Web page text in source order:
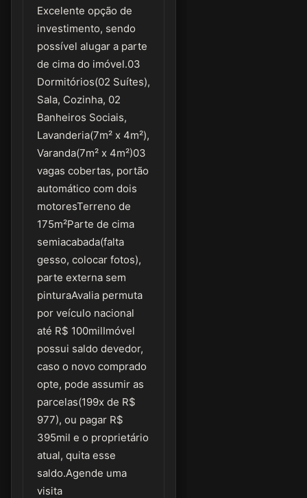
Excelente opção de
investimento, sendo
possível alugar a parte
de cima do imóvel.03
Dormitórios(02 Suítes),
Sala, Cozinha, 02
Banheiros Sociais,
Lavanderia(7m² x 4m²),
Varanda(7m² x 4m²)03
vagas cobertas, portão
automático com dois
motoresTerreno de
175m²Parte de cima
semiacabada(falta
gesso, colocar fotos),
parte externa sem
pinturaAvalia permuta
por veículo nacional
até R$ 100milImóvel
possui saldo devedor,
caso o novo comprado
opte, pode assumir as
parcelas(199x de R$
977), ou pagar R$
395mil e o proprietário
atual, quita esse
saldo.Agende uma
visita